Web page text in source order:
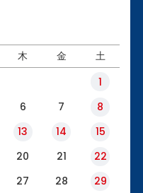
木 金 土
1
6 7
8
13 14
15
20 21
22
27 28
29